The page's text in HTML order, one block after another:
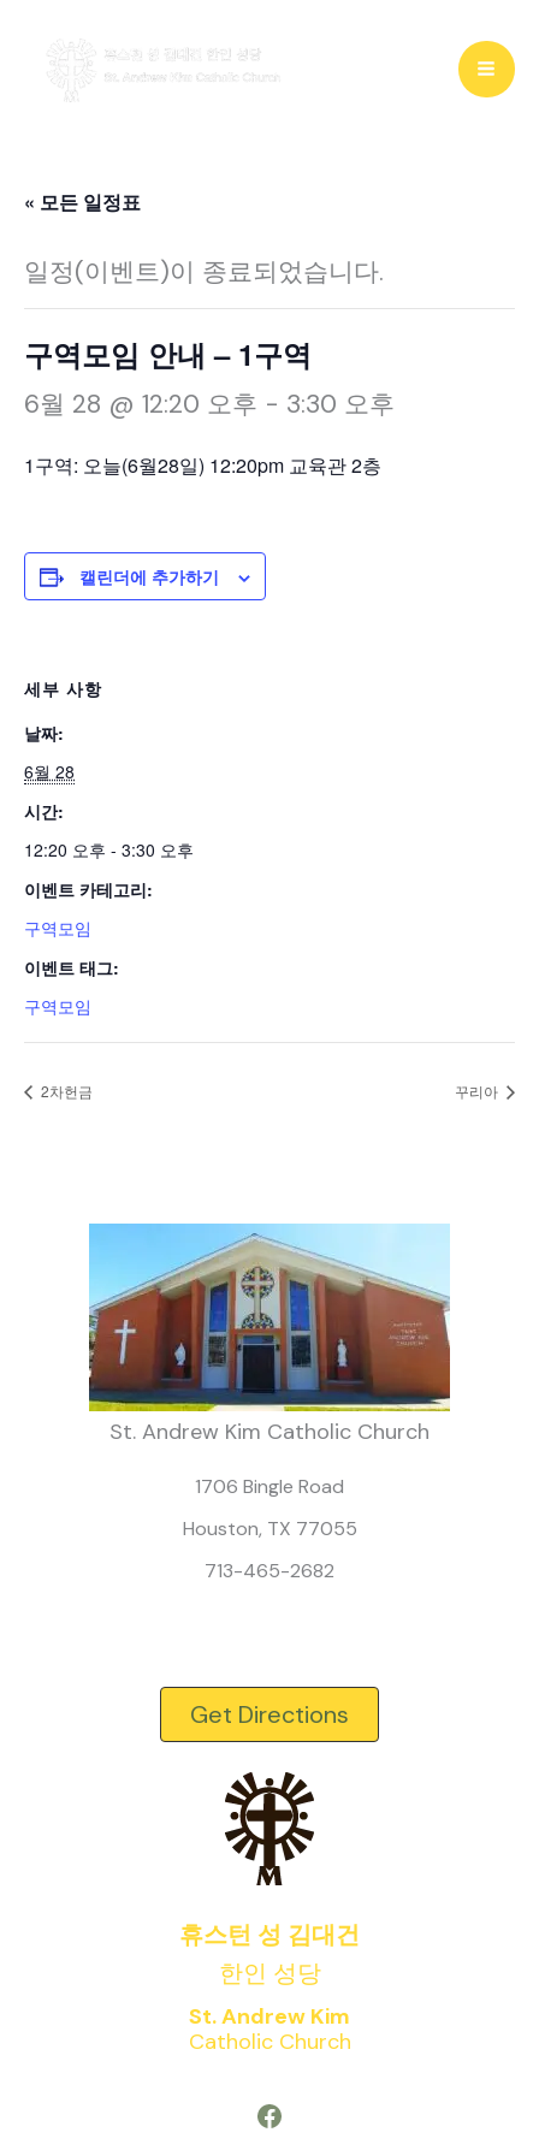
« 모든 일정표
일정(이벤트)이 종료되었습니다.
구역모임 안내 – 1구역
6월 28 @ 12:20 오후 - 3:30 오후
1구역: 오늘(6월28일) 12:20pm 교육관 2층
캘린더에 추가하기
세부 사항
날짜:
6월 28
시간:
12:20 오후 - 3:30 오후
이벤트 카테고리:
구역모임
이벤트 태그:
구역모임
2차헌금 꾸리아
St. Andrew Kim Catholic Church
1706 Bingle Road
Houston, TX 77055
713-465-2682
Get Directions
휴스턴 성 김대건
한인 성당
St. Andrew Kim
Catholic Church
Facebook